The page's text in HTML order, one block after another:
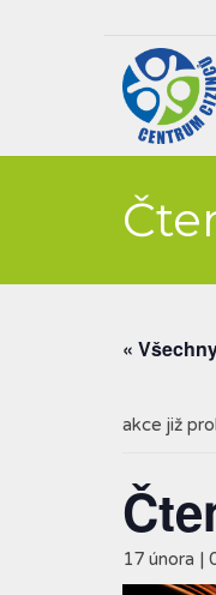
«
akce již
17 února |